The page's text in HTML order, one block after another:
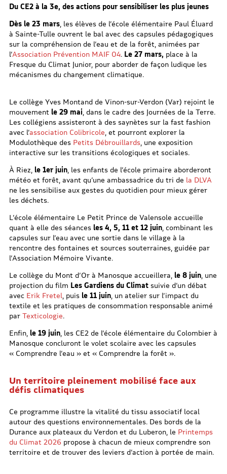
Du CE2 à la 3e, des actions pour sensibiliser les plus jeunes
Dès le 23 mars, les élèves de l’école élémentaire Paul Éluard
à Sainte-Tulle ouvrent le bal avec des capsules pédagogiques
sur la compréhension de l’eau et de la forêt, animées par
l’Association Prévention MAIF 04. Le 27 mars, place à la
Fresque du Climat Junior, pour aborder de façon ludique les
mécanismes du changement climatique.
Le collège Yves Montand de Vinon-sur-Verdon (Var) rejoint le
mouvement le 29 mai , dans le cadre des Journées de la Terre.
Les collégiens assisteront à des saynètes sur la fast fashion
avec l’association Colibricole , et pourront explorer la
Modulothèque des Petits Débrouillards, une exposition
interactive sur les transitions écologiques et sociales.
À Riez, le 1er juin, les enfants de l’école primaire aborderont
météo et forêt, avant qu’une ambassadrice du tri de la DLVA
ne les sensibilise aux gestes du quotidien pour mieux gérer
les déchets.
L’école élémentaire Le Petit Prince de Valensole accueille
quant à elle des séances les 4, 5, 11 et 12 juin, combinant les
capsules sur l’eau avec une sortie dans le village à la
rencontre des fontaines et sources souterraines, guidée par
l’Association Mémoire Vivante.
Le collège du Mont d’Or à Manosque accueillera, le 8 juin, une
projection du film Les Gardiens du Climatsuivie d’un débat
avec Erik Fretel , puis le 11 juin, un atelier sur l’impact du
textile et les pratiques de consommation responsable animé
par Texticologie.
Enfin, le 19 juin, les CE2 de l’école élémentaire du Colombier à
Manosque concluront le volet scolaire avec les capsules
« Comprendre l’eau » et « Comprendre la forêt ».
Un territoire pleinement mobilisé face aux
défis climatiques
Ce programme illustre la vitalité du tissu associatif local
autour des questions environnementales. Des bords de la
Durance aux plateaux du Verdon et du Luberon, le Printemps
du Climat 2026 propose à chacun de mieux comprendre son
territoire et de trouver des leviers d’action à portée de main.